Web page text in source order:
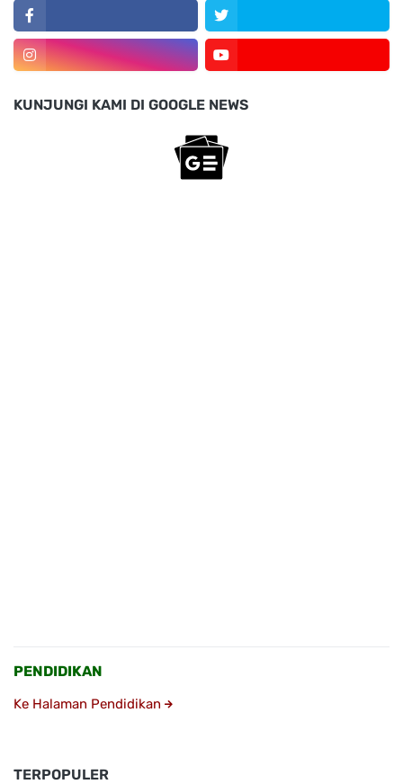
KUNJUNGI KAMI DI GOOGLE NEWS
PENDIDIKAN
Ke Halaman Pendidikan
TERPOPULER